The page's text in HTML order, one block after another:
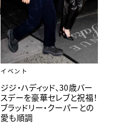
イベント
ジジ・ハディッド、30歳バー
スデーを豪華セレブと祝福！
ブラッドリー・クーパーとの
愛も順調